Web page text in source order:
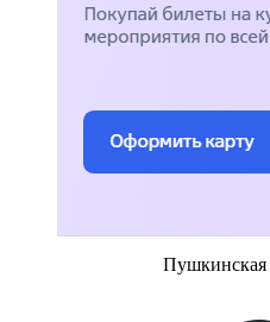
Пушкинская